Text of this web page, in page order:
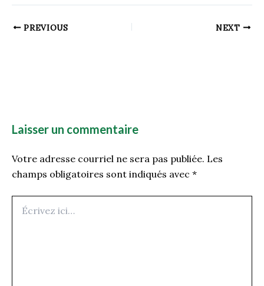
PREVIOUS NEXT
Laisser un commentaire
Votre adresse courriel ne sera pas publiée. Les
champs obligatoires sont indiqués avec *
ici…